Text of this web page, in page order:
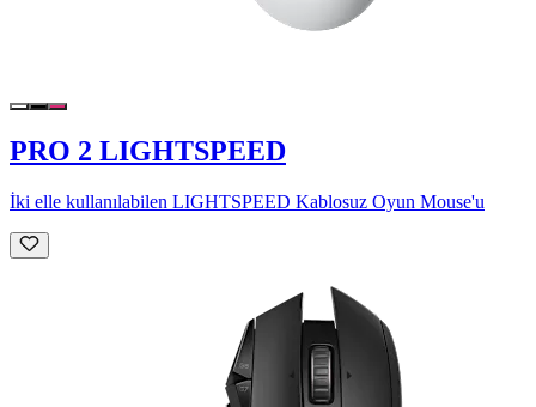
PRO 2 LIGHTSPEED
İki elle kullanılabilen LIGHTSPEED Kablosuz Oyun Mouse'u